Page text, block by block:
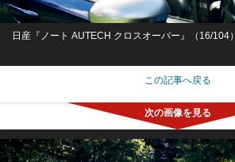
日産『ノート AUTECH クロスオーバー』（16/104）
この記事へ戻る